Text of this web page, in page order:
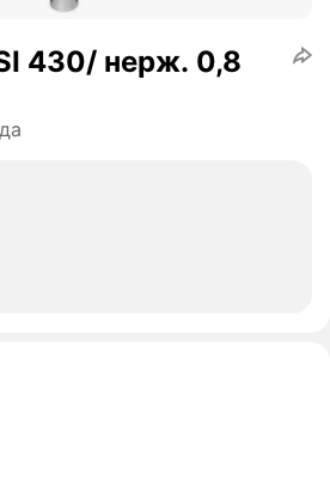
430/ нерж. 0,8